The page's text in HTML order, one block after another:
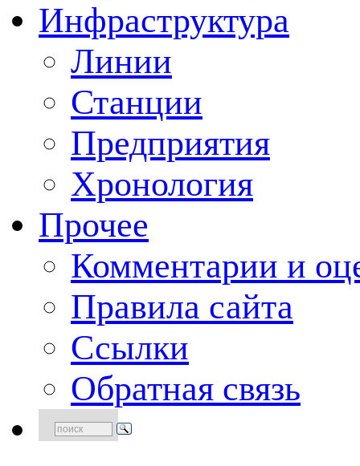
Инфраструктура
Линии
Станции
Предприятия
Хронология
Прочее
Комментарии и
Правила сайта
Ссылки
Обратная связь